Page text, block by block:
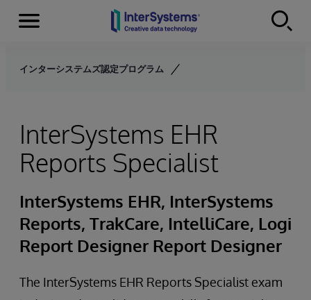
Skip to content
Menu
インターシステムズ認定プログラム
InterSystems EHR
Reports Specialist
InterSystems EHR, InterSystems
Reports, TrakCare, IntelliCare, Logi
Report Designer Report Designer
The InterSystems EHR Reports Specialist exam